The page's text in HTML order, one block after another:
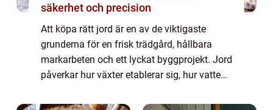
säkerhet och precision
Att köpa rätt jord är en av de viktigaste
grunderna för en frisk trädgård, hållbara
markarbeten och ett lyckat byggprojekt. Jord
påverkar hur växter etablerar sig, hur vatten